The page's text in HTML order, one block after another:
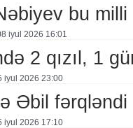
bu
i̇yul 2026 16:01
2 qızıl, 1
i̇yul 2026 23:00
Əbil fərqləndi
i̇yul 2026 17:10